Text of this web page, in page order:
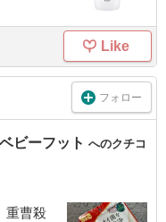
Like
フォロー
ビーフット へのクチコ
重曹殺